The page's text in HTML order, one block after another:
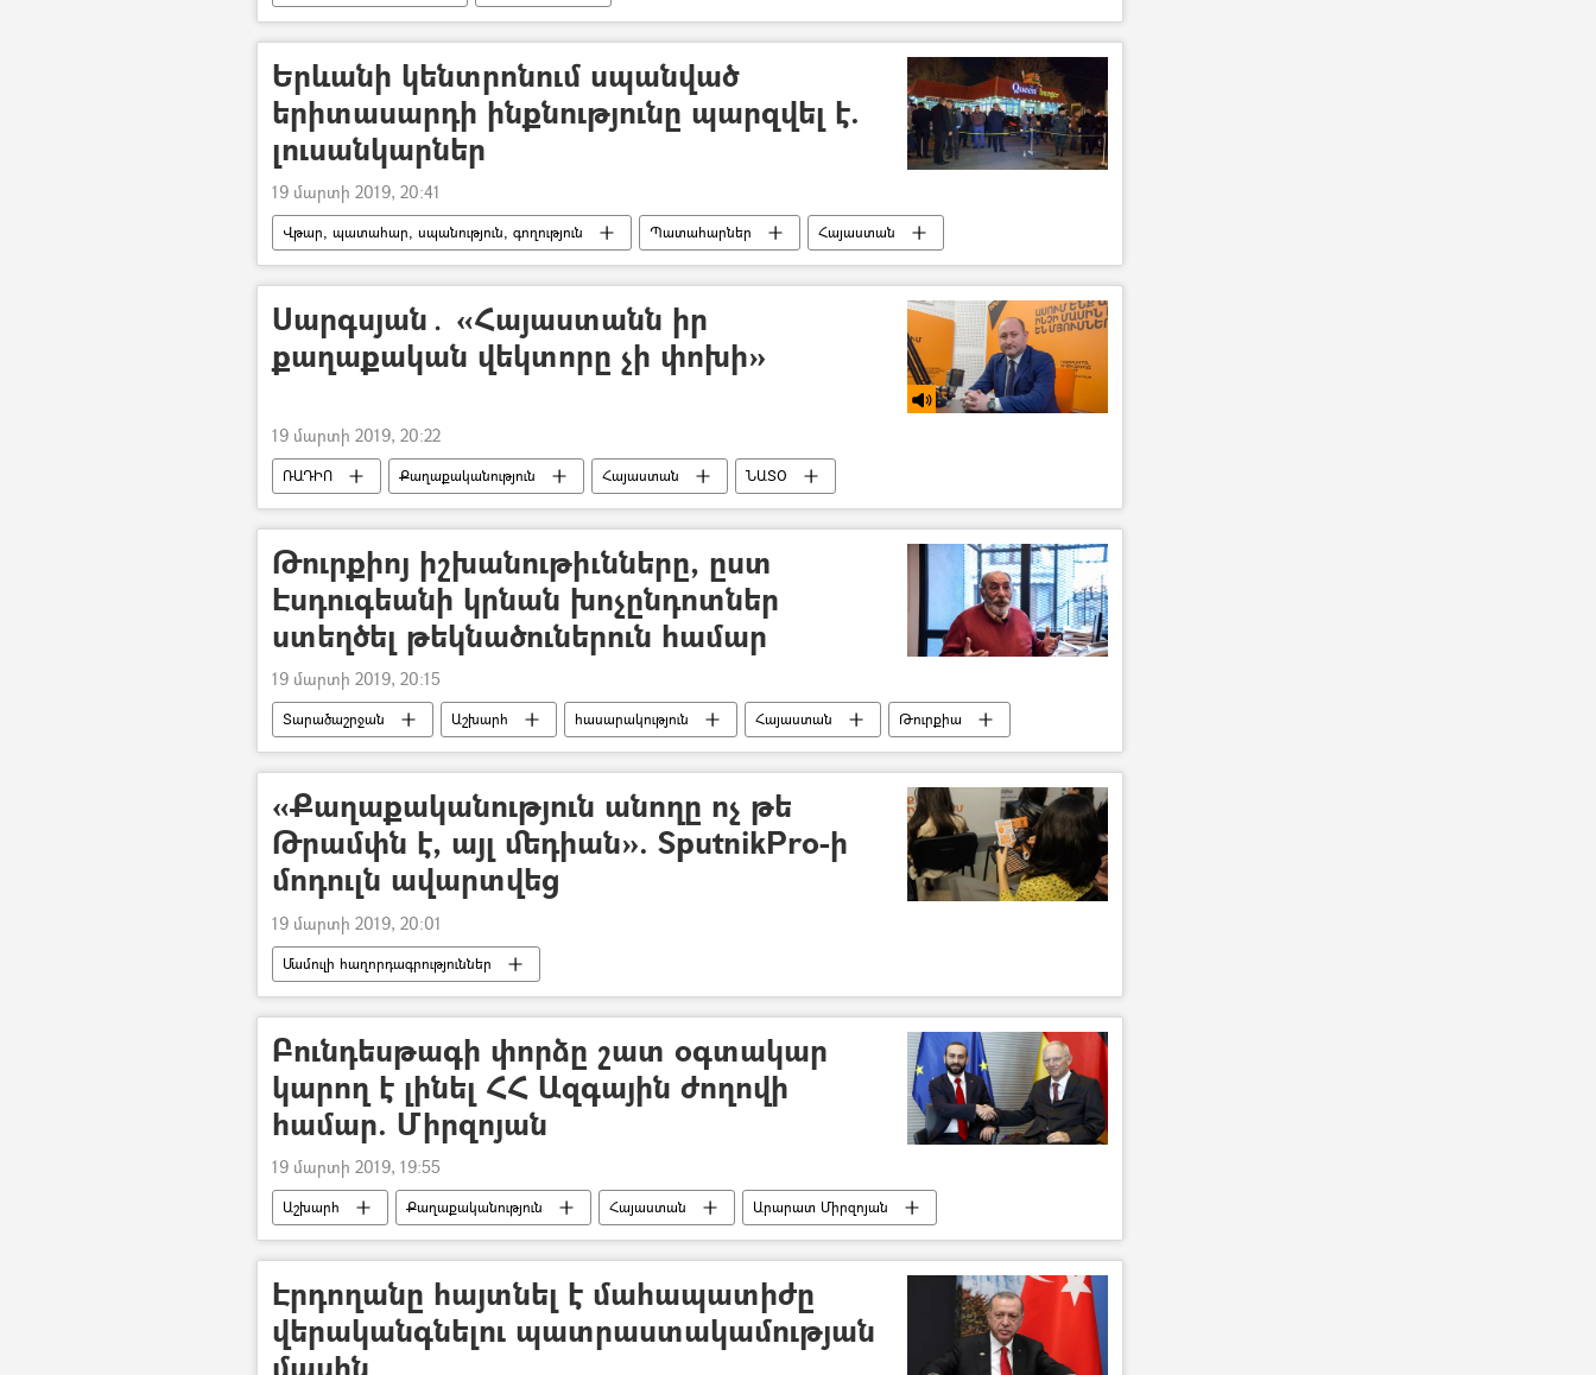
Երևանի կենտրոնում սպանված
երիտասարդի ինքնությունը պարզվել է.
լուսանկարներ
19 մարտի 2019, 20:41
Վթար, պատահար, սպանություն, գողություն Պատահարներ
Հայաստան
Սպանություն
ՀՀ Ոստիկանություն
Սարգսյան․ «Հայաստանն իր
քաղաքական վեկտորը չի փոխի»
19 մարտի 2019, 20:22
ՌԱԴԻՈ Քաղաքականություն Հայաստան ՆԱՏՕ
Թուրքիոյ իշխանութիւնները, ըստ
Էսդուգեանի կրնան խոչընդոտներ
ստեղծել թեկնածուներուն համար
19 մարտի 2019, 20:15
Տարածաշրջան Աշխարհ հասարակություն Հայաստան
Թուրքիա
Sputnik Արմենիան` արևմտահայերենով
«Քաղաքականություն անողը ոչ թե
Թրամփն է, այլ մեդիան». SputnikPro-ի
մոդուլն ավարտվեց
19 մարտի 2019, 20:01
Մամուլի հաղորդագրություններ
Բունդեսթագի փորձը շատ օգտակար
կարող է լինել ՀՀ Ազգային ժողովի
համար. Միրզոյան
19 մարտի 2019, 19:55
Աշխարհ Քաղաքականություն Հայաստան
Արարատ Միրզոյան
Գերմանիա
Էրդողանը հայտնել է մահապատիժը
վերականգնելու պատրաստակամության